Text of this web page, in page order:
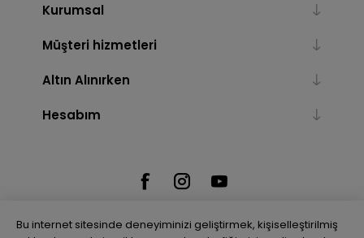
Kurumsal
Müşteri hizmetleri
Altın Alınırken
Hesabım
Bu internet sitesinde deneyiminizi geliştirmek, kişiselleştirilmiş